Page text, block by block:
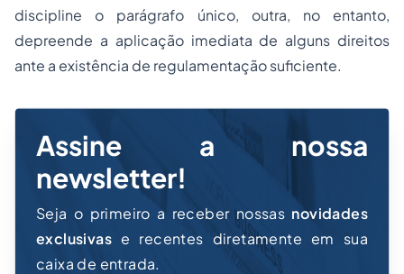
discipline o parágrafo único, outra, no entanto,
depreende a aplicação imediata de alguns direitos
ante a existência de regulamentação suficiente.
Assine a nossa
newsletter!
Seja o primeiro a receber nossas novidades
exclusivas e recentes diretamente em sua
caixa de entrada.